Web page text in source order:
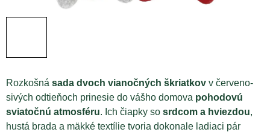
Rozkošná sada dvoch vianočných škriatkov v červeno-
sivých odtieňoch prinesie do vášho domova pohodovú
sviatočnú atmosféru. Ich čiapky so srdcom a hviezdou,
hustá brada a mäkké textílie tvoria dokonale ladiaci pár